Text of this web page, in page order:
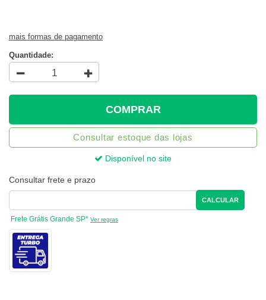
mais formas de pagamento
Quantidade:
COMPRAR
Consultar estoque das lojas
Disponível no site
Consultar frete e prazo
CALCULAR
Frete Grátis Grande SP* Ver regras